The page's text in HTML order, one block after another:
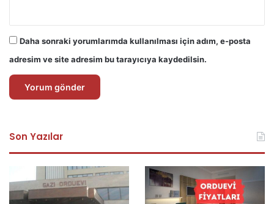
Daha sonraki yorumlarımda kullanılması için adım, e-posta
adresim ve site adresim bu tarayıcıya kaydedilsin.
Son Yazılar